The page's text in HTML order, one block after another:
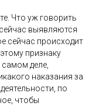
Что уж говорить
выявляются
сейчас происходит
признаку
деле,
наказания за
по
чтобы